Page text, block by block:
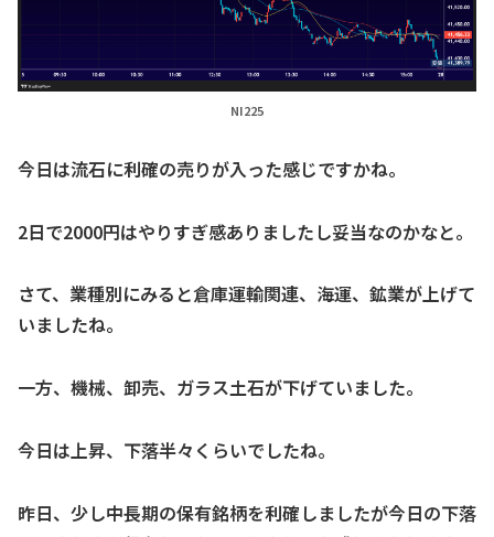
NI225
今日は流石に利確の売りが入った感じですかね。
2日で2000円はやりすぎ感ありましたし妥当なのかなと。
さて、業種別にみると倉庫運輸関連、海運、鉱業が上げて
いましたね。
一方、機械、卸売、ガラス土石が下げていました。
今日は上昇、下落半々くらいでしたね。
昨日、少し中長期の保有銘柄を利確しましたが今日の下落